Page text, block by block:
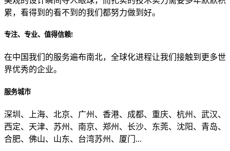
目前主要的营销渠道是？
累，看得到的看不到的我们都努力做到好。
专注、专业、值得信赖!
在中国我们的服务遍布南北，全球化进程让我们接触到更多世
界优秀的企业。
服务城市
深圳、上海、北京、广州、香港、成都、重庆、杭州、武汉、
西定、天津、苏州、南京、郑州、长沙、东莞、沈阳、青岛、
合肥、佛山、山东、台湾苏州、厦门...